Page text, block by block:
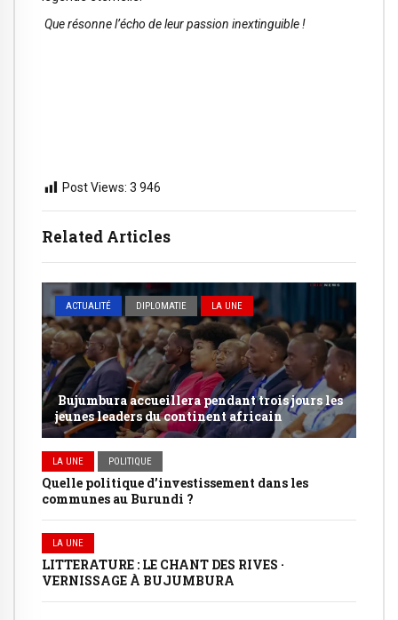
Related Articles
ACTUALITÉ DIPLOMATIE LA UNE
Bujumbura accueillera pendant trois jours les
jeunes leaders du continent africain
LA UNE POLITIQUE
Quelle politique d’investissement dans les
communes au Burundi ?
LA UNE
LITTERATURE : LE CHANT DES RIVES ·
VERNISSAGE À BUJUMBURA
Que résonne l’écho de leur passion inextinguible !
Post Views: 3 946